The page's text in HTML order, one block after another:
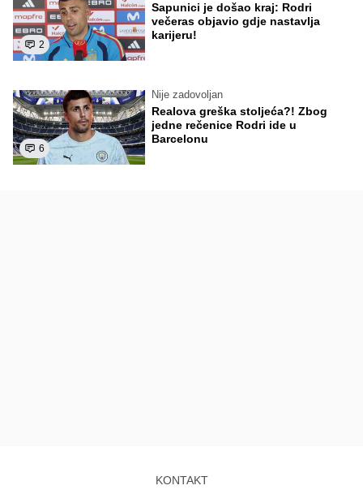
2
Sapunici je došao kraj: Rodri
večeras objavio gdje nastavlja
karijeru!
6
Nije zadovoljan
Realova greška stoljeća?! Zbog
jedne rečenice Rodri ide u
Barcelonu
KONTAKT